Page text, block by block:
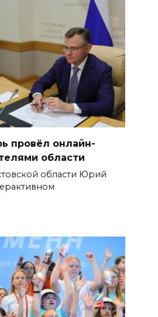
провёл онлайн-
области
области Юрий